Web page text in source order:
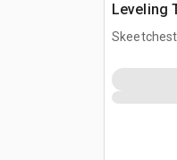
Leveling
Buncher